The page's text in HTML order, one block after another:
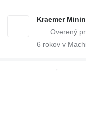
Kraemer
6 rokov v